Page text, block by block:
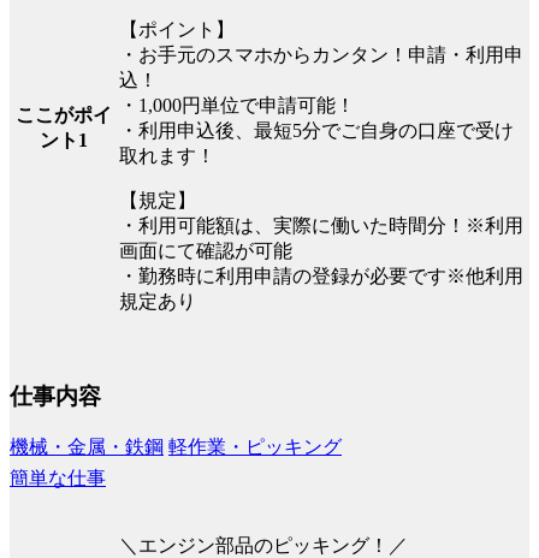
ここがポイ
ント1
【ポイント】
・お手元のスマホからカンタン！申請・利用申
込！
・1,000円単位で申請可能！
・利用申込後、最短5分でご自身の口座で受け
取れます！
【規定】
・利用可能額は、実際に働いた時間分！※利用
画面にて確認が可能
・勤務時に利用申請の登録が必要です※他利用
規定あり
仕事内容
機械・金属・鉄鋼 軽作業・ピッキング
簡単な仕事
＼エンジン部品のピッキング！／